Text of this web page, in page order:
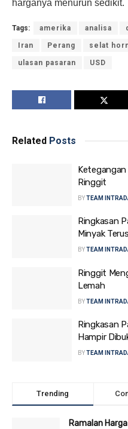
harganya menurun sedikit.
Tags: amerika analisa
Iran Perang selat
ulasan pasaran USD
Related Posts
Ringgit
BYTEAM
Ringkasan
Minyak
BYTEAM
Ringgit
Lemah
BYTEAM
Ringkasan
Hampir
BYTEAM
Trending
Ramalan